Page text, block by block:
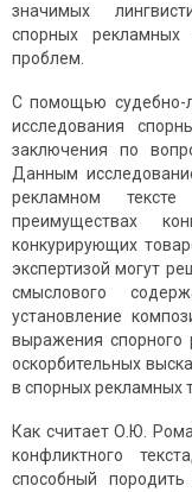
значимых
спорных рекламных
проблем.
С помощью судебно-
исследования
заключения по
Данным
рекламном
преимуществах
конкурирующих
экспертизой могут
смыслового
установление
выражения спорного
оскорбительных
в спорных рекламных
Как считает О.Ю.
конфликтного
способный